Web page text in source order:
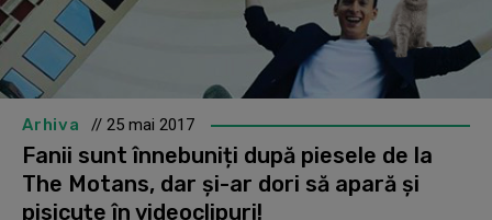
Arhiva // 25 mai 2017
Fanii sunt înnebuniți după piesele de la
The Motans, dar și-ar dori să apară și
pisicuțe în videoclipuri!